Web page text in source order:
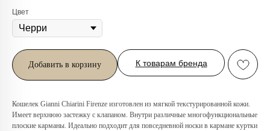
Цвет
Добавить в корзину К товарам бренда
Кошелек Gianni Chiarini Firenze изготовлен из мягкой текстурированной кожи.
Имеет верхнюю застежку с клапаном. Внутри различные многофункциональные
плоские карманы. Идеально подходит для повседневной носки в кармане куртки